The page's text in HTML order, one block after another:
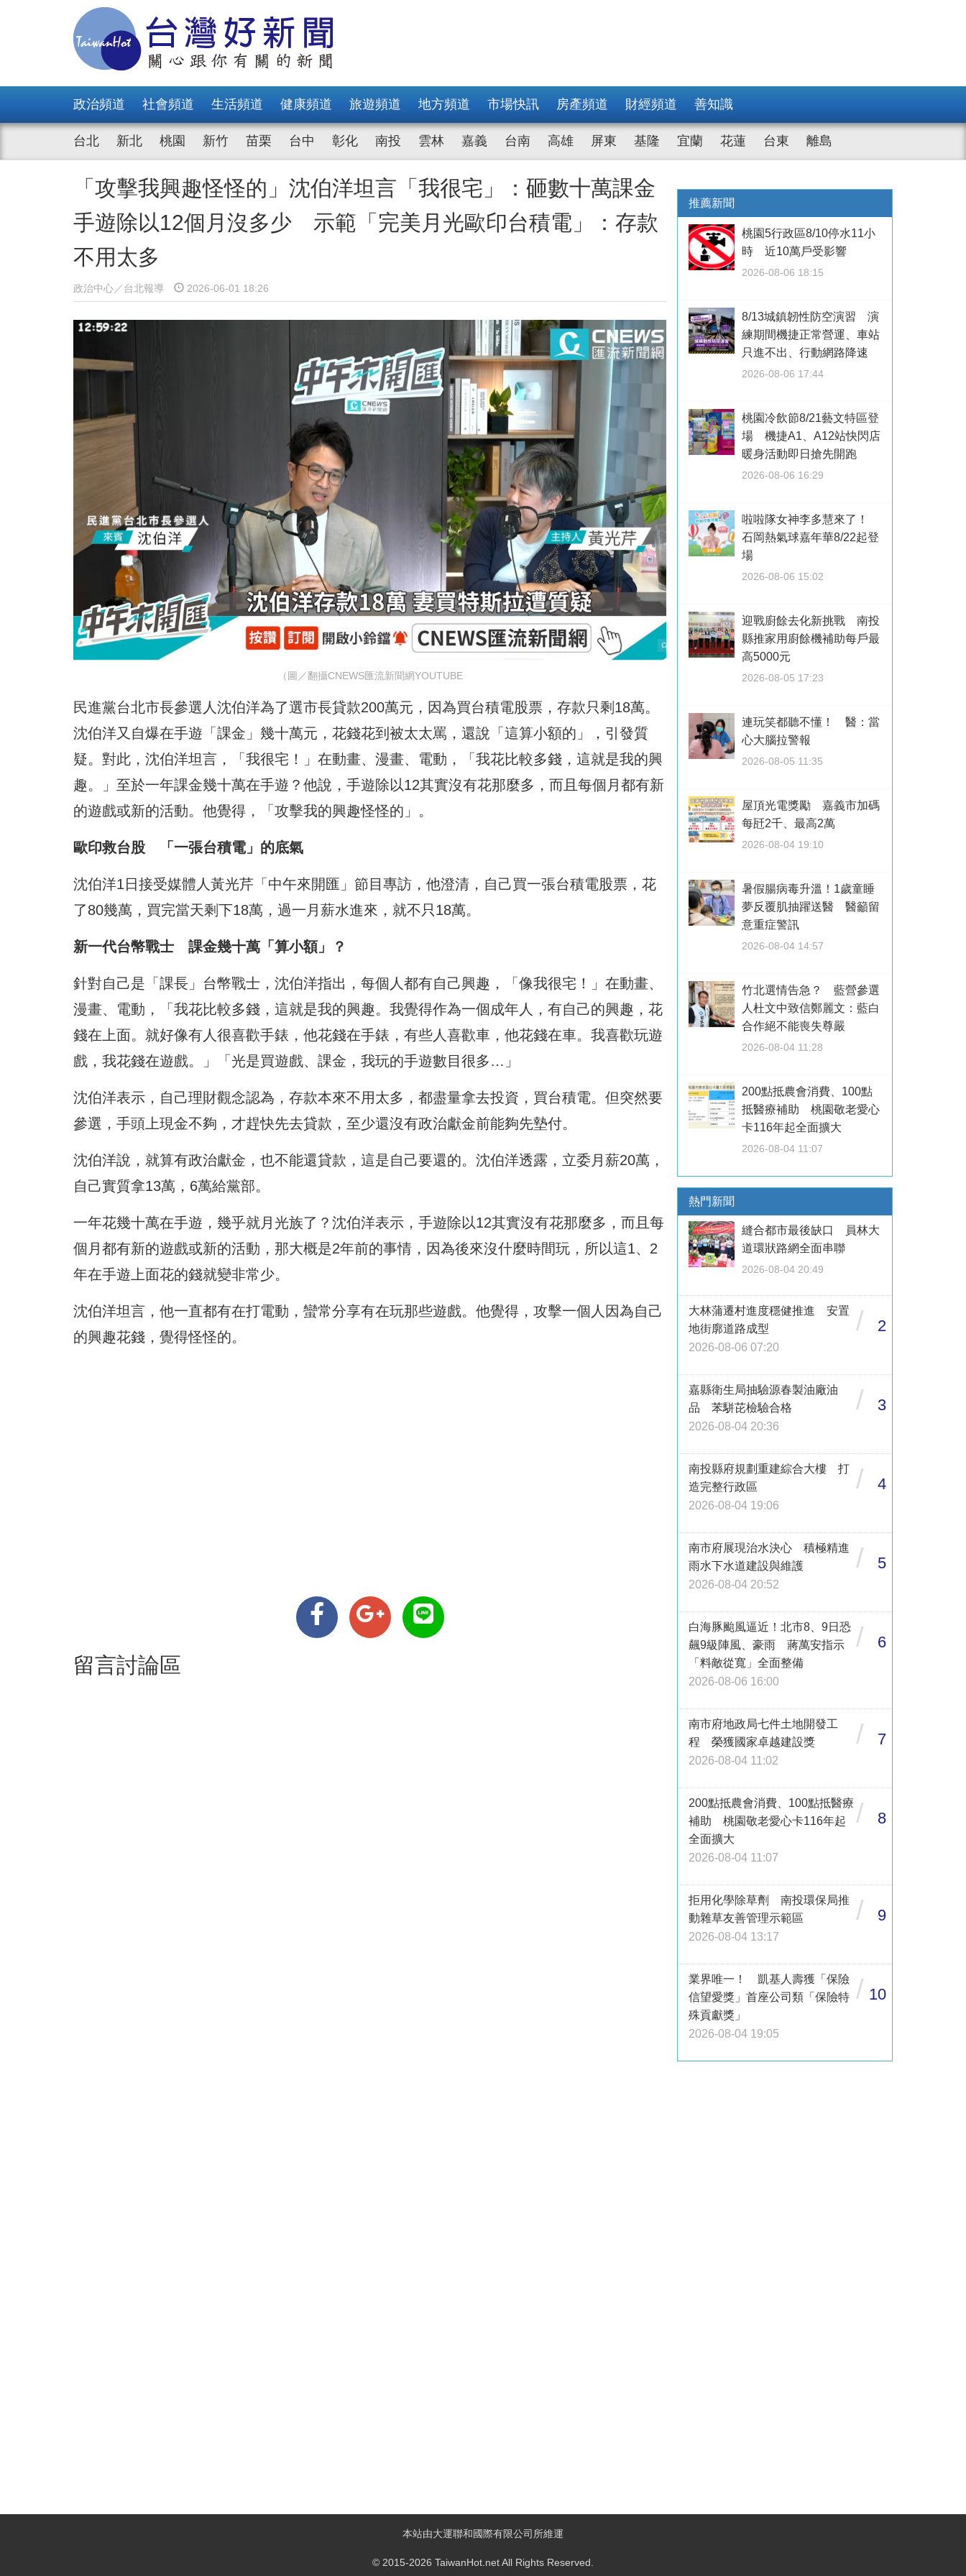
政治頻道 社會頻道 生活頻道 健康頻道 旅遊頻道 地方頻道 市場快訊 房產頻道 財經頻道 善知識
台北 新北 桃園 新竹 苗栗 台中 彰化 南投 雲林 嘉義 台南 高雄 屏東 基隆 宜蘭 花蓮 台東 離島
「攻擊我興趣怪怪的」沈伯洋坦言「我很宅」：砸數十萬課金
手遊除以12個月沒多少 示範「完美月光歐印台積電」：存款
不用太多
政治中心／台北報導 2026-06-01 18:26
（圖／翻攝CNEWS匯流新聞網YOUTUBE
民進黨台北市長參選人沈伯洋為了選市長貸款200萬元，因為買台積電股票，存款只剩18萬。
沈伯洋又自爆在手遊「課金」幾十萬元，花錢花到被太太罵，還說「這算小額的」，引發質
疑。對此，沈伯洋坦言，「我很宅！」在動畫、漫畫、電動，「我花比較多錢，這就是我的興
趣。」至於一年課金幾十萬在手遊？他說，手遊除以12其實沒有花那麼多，而且每個月都有新
的遊戲或新的活動。他覺得，「攻擊我的興趣怪怪的」。
歐印救台股 「一張台積電」的底氣
沈伯洋1日接受媒體人黃光芹「中午來開匯」節目專訪，他澄清，自己買一張台積電股票，花
了80幾萬，買完當天剩下18萬，過一月薪水進來，就不只18萬。
新一代台幣戰士 課金幾十萬「算小額」？
針對自己是「課長」台幣戰士，沈伯洋指出，每個人都有自己興趣，「像我很宅！」在動畫、
漫畫、電動，「我花比較多錢，這就是我的興趣。我覺得作為一個成年人，有自己的興趣，花
錢在上面。就好像有人很喜歡手錶，他花錢在手錶，有些人喜歡車，他花錢在車。我喜歡玩遊
戲，我花錢在遊戲。」「光是買遊戲、課金，我玩的手遊數目很多…」
沈伯洋表示，自己理財觀念認為，存款本來不用太多，都盡量拿去投資，買台積電。但突然要
參選，手頭上現金不夠，才趕快先去貸款，至少還沒有政治獻金前能夠先墊付。
沈伯洋說，就算有政治獻金，也不能還貸款，這是自己要還的。沈伯洋透露，立委月薪20萬，
自己實質拿13萬，6萬給黨部。
一年花幾十萬在手遊，幾乎就月光族了？沈伯洋表示，手遊除以12其實沒有花那麼多，而且每
個月都有新的遊戲或新的活動，那大概是2年前的事情，因為後來沒什麼時間玩，所以這1、2
年在手遊上面花的錢就變非常少。
沈伯洋坦言，他一直都有在打電動，蠻常分享有在玩那些遊戲。他覺得，攻擊一個人因為自己
的興趣花錢，覺得怪怪的。
留言討論區
推薦新聞
桃園5行政區8/10停水11小
時 近10萬戶受影響
2026-08-06 18:15
8/13城鎮韌性防空演習 演
練期間機捷正常營運、車站
只進不出、行動網路降速
2026-08-06 17:44
桃園冷飲節8/21藝文特區登
場 機捷A1、A12站快閃店
暖身活動即日搶先開跑
2026-08-06 16:29
啦啦隊女神李多慧來了！
石岡熱氣球嘉年華8/22起登
場
2026-08-06 15:02
迎戰廚餘去化新挑戰 南投
縣推家用廚餘機補助每戶最
高5000元
2026-08-05 17:23
連玩笑都聽不懂！ 醫：當
心大腦拉警報
2026-08-05 11:35
屋頂光電獎勵 嘉義市加碼
每瓩2千、最高2萬
2026-08-04 19:10
暑假腸病毒升溫！1歲童睡
夢反覆肌抽躍送醫 醫籲留
意重症警訊
2026-08-04 14:57
竹北選情告急？ 藍營參選
人杜文中致信鄭麗文：藍白
合作絕不能喪失尊嚴
2026-08-04 11:28
200點抵農會消費、100點
抵醫療補助 桃園敬老愛心
卡116年起全面擴大
2026-08-04 11:07
熱門新聞
縫合都市最後缺口 員林大
道環狀路網全面串聯
2026-08-04 20:49
大林蒲遷村進度穩健推進 安置
地街廓道路成型
2026-08-06 07:20
/ 2
嘉縣衛生局抽驗源春製油廠油
品 苯駢芘檢驗合格
2026-08-04 20:36
/ 3
南投縣府規劃重建綜合大樓 打
造完整行政區
2026-08-04 19:06
/ 4
南市府展現治水決心 積極精進
雨水下水道建設與維護
2026-08-04 20:52
/ 5
白海豚颱風逼近！北市8、9日恐
飆9級陣風、豪雨 蔣萬安指示
「料敵從寬」全面整備
2026-08-06 16:00
/ 6
南市府地政局七件土地開發工
程 榮獲國家卓越建設獎
2026-08-04 11:02
/ 7
200點抵農會消費、100點抵醫療
補助 桃園敬老愛心卡116年起
全面擴大
2026-08-04 11:07
/ 8
拒用化學除草劑 南投環保局推
動雜草友善管理示範區
2026-08-04 13:17
/ 9
業界唯一！ 凱基人壽獲「保險
信望愛獎」首座公司類「保險特
殊貢獻獎」
2026-08-04 19:05
/ 10
本站由大運聯和國際有限公司所維運
© 2015-2026 TaiwanHot.net All Rights Reserved.